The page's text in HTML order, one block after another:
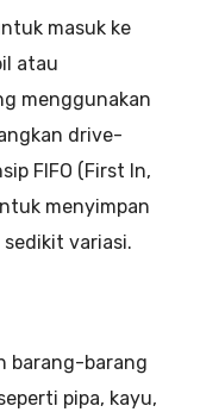
masuk ke
atau
menggunakan
drive-
FIFO (First In,
menyimpan
variasi.
barang-barang
pipa, kayu,